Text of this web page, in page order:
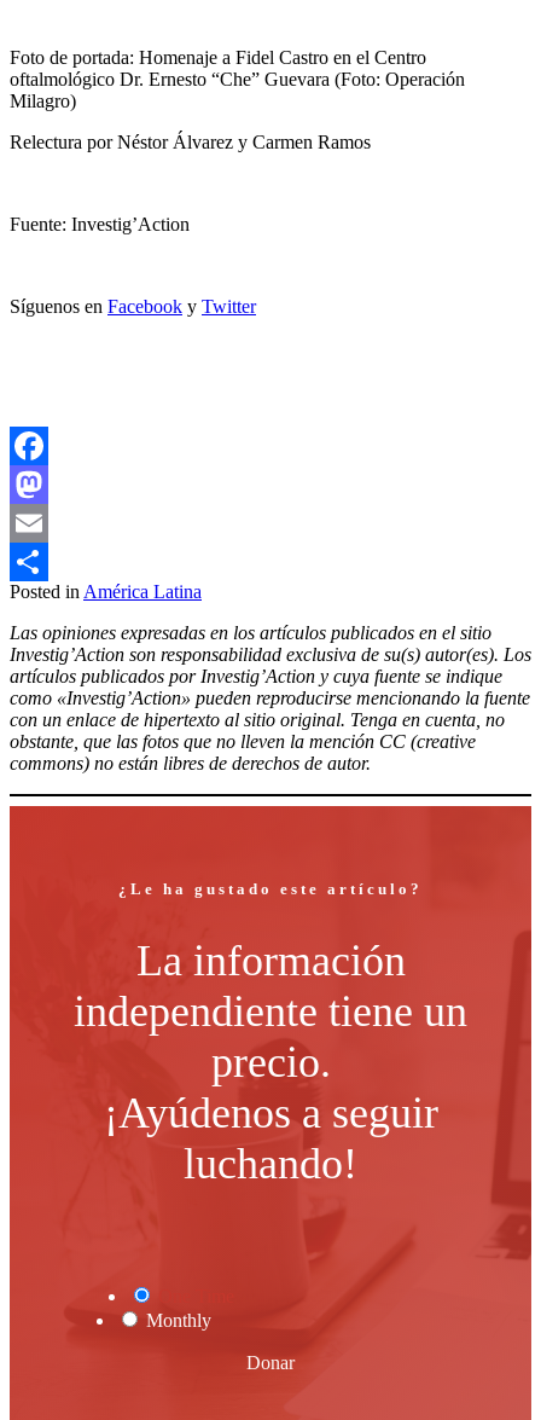
Foto de portada: Homenaje a Fidel Castro en el Centro
oftalmológico Dr. Ernesto “Che” Guevara (Foto: Operación
Milagro)
Relectura por Néstor Álvarez y Carmen Ramos
Fuente: Investig’Action
Síguenos en Facebook y Twitter
Facebook
Mastodon
Email
Compartir
Posted in América Latina
Las opiniones expresadas en los artículos publicados en el sitio
Investig’Action son responsabilidad exclusiva de su(s) autor(es). Los
artículos publicados por Investig’Action y cuya fuente se indique
como «Investig’Action» pueden reproducirse mencionando la fuente
con un enlace de hipertexto al sitio original. Tenga en cuenta, no
obstante, que las fotos que no lleven la mención CC (creative
commons) no están libres de derechos de autor.
¿Le ha gustado este artículo?
La información
independiente tiene un
precio.
¡Ayúdenos a seguir
luchando!
Monthly
Donar